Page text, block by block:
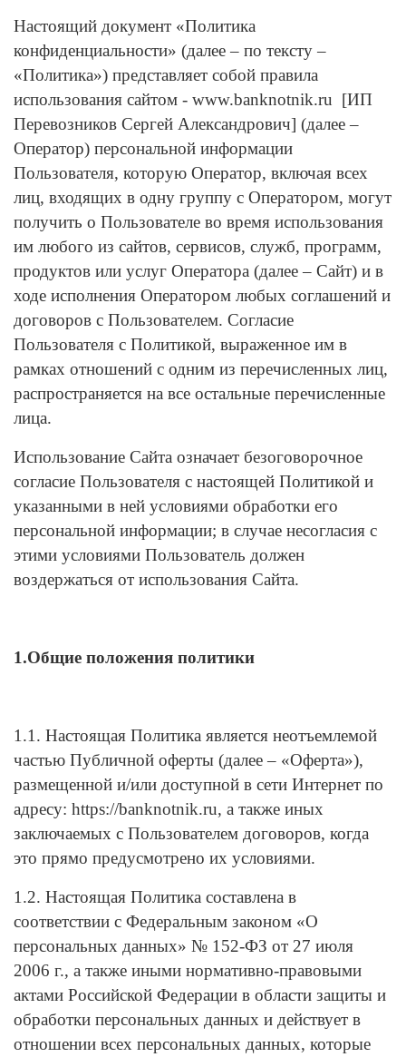
Настоящий документ «Политика
конфиденциальности» (далее – по тексту –
«Политика») представляет собой правила
использования сайтом - www.banknotnik.ru [ИП
Перевозников Сергей Александрович] (далее –
Оператор) персональной информации
Пользователя, которую Оператор, включая всех
лиц, входящих в одну группу с Оператором, могут
получить о Пользователе во время использования
им любого из сайтов, сервисов, служб, программ,
продуктов или услуг Оператора (далее – Сайт) и в
ходе исполнения Оператором любых соглашений и
договоров с Пользователем. Согласие
Пользователя с Политикой, выраженное им в
рамках отношений с одним из перечисленных лиц,
распространяется на все остальные перечисленные
лица.
Использование Сайта означает безоговорочное
согласие Пользователя с настоящей Политикой и
указанными в ней условиями обработки его
персональной информации; в случае несогласия с
этими условиями Пользователь должен
воздержаться от использования Сайта.
1.Общие положения политики
1.1. Настоящая Политика является неотъемлемой
частью Публичной оферты (далее – «Оферта»),
размещенной и/или доступной в сети Интернет по
адресу: https://banknotnik.ru, а также иных
заключаемых с Пользователем договоров, когда
это прямо предусмотрено их условиями.
1.2. Настоящая Политика составлена в
соответствии с Федеральным законом «О
персональных данных» № 152-ФЗ от 27 июля
2006 г., а также иными нормативно-правовыми
актами Российской Федерации в области защиты и
обработки персональных данных и действует в
отношении всех персональных данных, которые